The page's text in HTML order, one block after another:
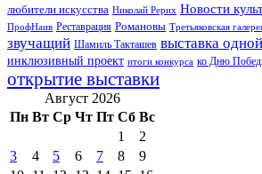
любители искусства Николай Рерих Новости
ПрофНаив Реставрация Романовы Третьяковская
звучащий Шамиль Такташев выставка
инклюзивный проект итоги конкурса ко Дню
открытие выставки
Август 2026
Пн Вт Ср Чт Пт Сб Вс
1
2
3
4 5 6 7 8
9